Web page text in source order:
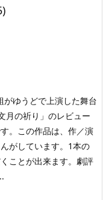
ゆうどで上演した舞台
月の祈り」のレビュー
。この作品は、作／演
がしています。1本の
ことが出来ます。劇評